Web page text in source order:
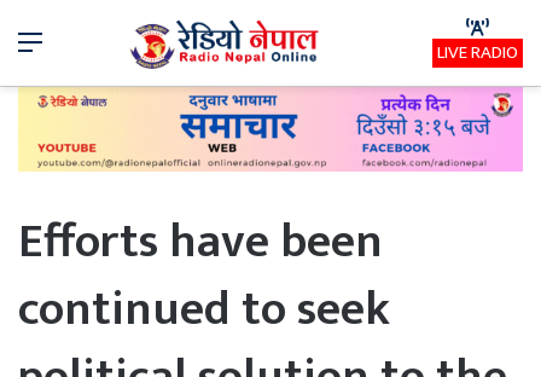
Menu LIVE RADIO
Efforts have been
continued to seek